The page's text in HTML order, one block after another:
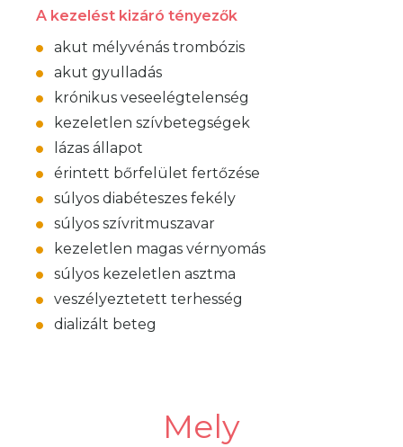
A kezelést kizáró tényezők
akut mélyvénás trombózis
akut gyulladás
krónikus veseelégtelenség
kezeletlen szívbetegségek
lázas állapot
érintett bőrfelület fertőzése
súlyos diabéteszes fekély
súlyos szívritmuszavar
kezeletlen magas vérnyomás
súlyos kezeletlen asztma
veszélyeztetett terhesség
dializált beteg
Mely